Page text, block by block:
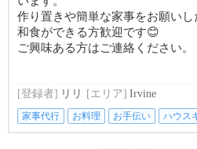
作り置きや簡単な家事をお願いし
和食ができる方歓迎です😊
ご興味ある方はご連絡ください。
[登録者] リリ [エリア] Irvine
家事代行 お料理 お手伝い ハウス